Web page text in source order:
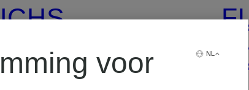
NL
voor